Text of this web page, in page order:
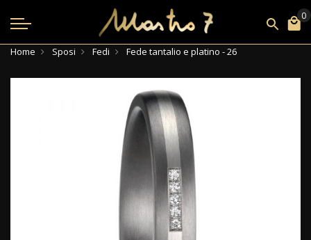
Home Sposi Fedi Fede tantalio e platino - 26